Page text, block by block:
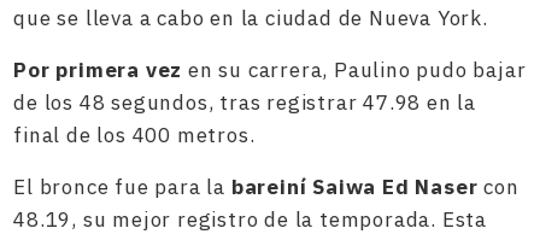
que se lleva a cabo en la ciudad de Nueva York.
Por primera vez en su carrera, Paulino pudo bajar
de los 48 segundos, tras registrar 47.98 en la
final de los 400 metros.
El bronce fue para la bareiní Saiwa Ed Naser con
48.19, su mejor registro de la temporada. Esta